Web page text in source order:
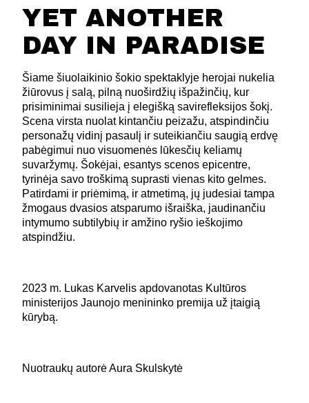
YET ANOTHER
DAY IN PARADISE
Šiame šiuolaikinio šokio spektaklyje herojai nukelia
žiūrovus į salą, pilną nuoširdžių išpažinčių, kur
prisiminimai susilieja į elegišką savirefleksijos šokį.
Scena virsta nuolat kintančiu peizažu, atspindinčiu
personažų vidinį pasaulį ir suteikiančiu saugią erdvę
pabėgimui nuo visuomenės lūkesčių keliamų
suvaržymų. Šokėjai, esantys scenos epicentre,
tyrinėja savo troškimą suprasti vienas kito gelmes.
Patirdami ir priėmimą, ir atmetimą, jų judesiai tampa
žmogaus dvasios atsparumo išraiška, jaudinančiu
intymumo subtilybių ir amžino ryšio ieškojimo
atspindžiu.
2023 m. Lukas Karvelis apdovanotas Kultūros
ministerijos Jaunojo menininko premija už įtaigią
kūrybą.
Nuotraukų autorė Aura Skulskytė